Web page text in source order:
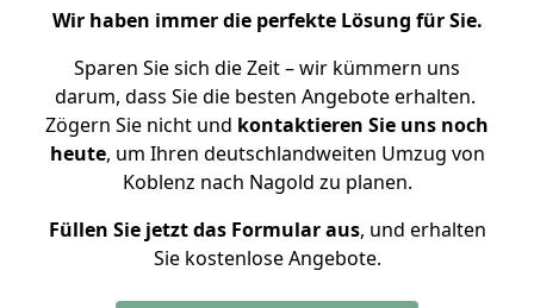
Wir haben immer die perfekte Lösung für Sie.
Sparen Sie sich die Zeit – wir kümmern uns
darum, dass Sie die besten Angebote erhalten.
Zögern Sie nicht und kontaktieren Sie uns noch
heute, um Ihren deutschlandweiten Umzug von
Koblenz nach Nagold zu planen.
Füllen Sie jetzt das Formular aus, und erhalten
Sie kostenlose Angebote.